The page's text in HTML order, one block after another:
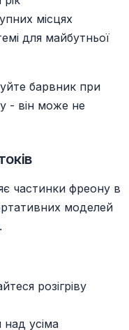
місцях
для майбутньої
барвник при
- він може не
частинки фреону в
моделей
розігріву
усіма